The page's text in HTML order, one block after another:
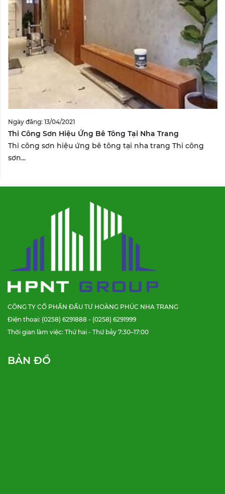
Ngày đăng: 13/04/2021
Thi Công Sơn Hiệu Ứng Bê Tông Tại Nha Trang
Thi công sơn hiệu ứng bê tông tại nha trang Thi công
sơn...
CÔNG TY CỔ PHẦN ĐẦU TƯ HOÀNG PHÚC NHA TRANG
Điện thoại: (0258) 6291888 - (0258) 6291999
Thời gian làm việc: Thứ hai - Thứ bảy 7:30–17:00
BẢN ĐỒ